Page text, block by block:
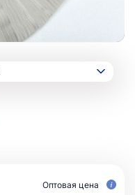
Оптовая цена